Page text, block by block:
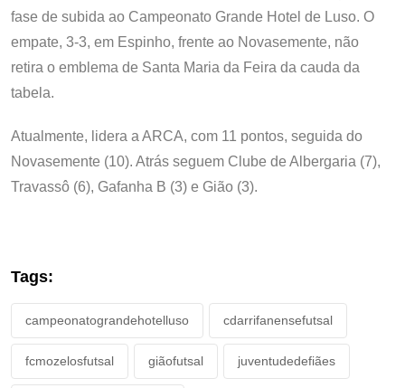
fase de subida ao Campeonato Grande Hotel de Luso. O
empate, 3-3, em Espinho, frente ao Novasemente, não
retira o emblema de Santa Maria da Feira da cauda da
tabela.
Atualmente, lidera a ARCA, com 11 pontos, seguida do
Novasemente (10). Atrás seguem Clube de Albergaria (7),
Travassô (6), Gafanha B (3) e Gião (3).
Tags:
campeonatograndehotelluso cdarrifanensefutsal
fcmozelosfutsal giãofutsal juventudedefiães